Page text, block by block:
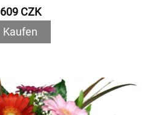
609 CZK
Kaufen